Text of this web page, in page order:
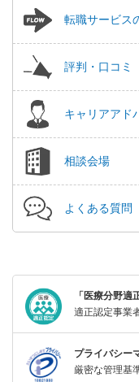
転職サービス
評判・口コミ
キャリアアド
相談会場
よくある質問
「医療分野適
適正認定事業
プライバシー
厳密な管理基